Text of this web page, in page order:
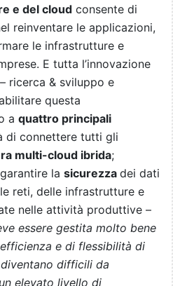
e del cloud consente di
reinventare le applicazioni,
le infrastrutture e
E tutta l’innovazione
ricerca & sviluppo e
questa
a quattro principali
di connettere tutti gli
multi-cloud ibrida;
la sicurezza dei dati
reti, delle infrastrutture e
nelle attività produttive –
essere gestita molto bene
e di flessibilità di
difficili da
elevato livello di